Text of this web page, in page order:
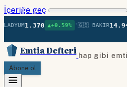
İçeriğe geç
1.370 ▲+0.59% •🇬🇧 BAKIR14.945
Emtia Defteri hap gibi
Abone ol